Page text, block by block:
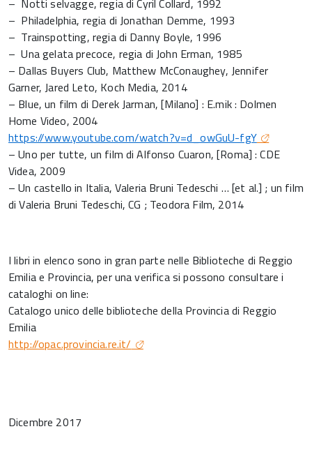
– Notti selvagge, regia di Cyril Collard, 1992
– Philadelphia, regia di Jonathan Demme, 1993
– Trainspotting, regia di Danny Boyle, 1996
– Una gelata precoce, regia di John Erman, 1985
– Dallas Buyers Club, Matthew McConaughey, Jennifer
Garner, Jared Leto, Koch Media, 2014
– Blue, un film di Derek Jarman, [Milano] : E.mik : Dolmen
Home Video, 2004
https://www.youtube.com/watch?v=d_owGuU-fgY
– Uno per tutte, un film di Alfonso Cuaron, [Roma] : CDE
Videa, 2009
– Un castello in Italia, Valeria Bruni Tedeschi … [et al.] ; un film
di Valeria Bruni Tedeschi, CG ; Teodora Film, 2014
I libri in elenco sono in gran parte nelle Biblioteche di Reggio
Emilia e Provincia, per una verifica si possono consultare i
cataloghi on line:
Catalogo unico delle biblioteche della Provincia di Reggio
Emilia
http://opac.provincia.re.it/
Dicembre 2017